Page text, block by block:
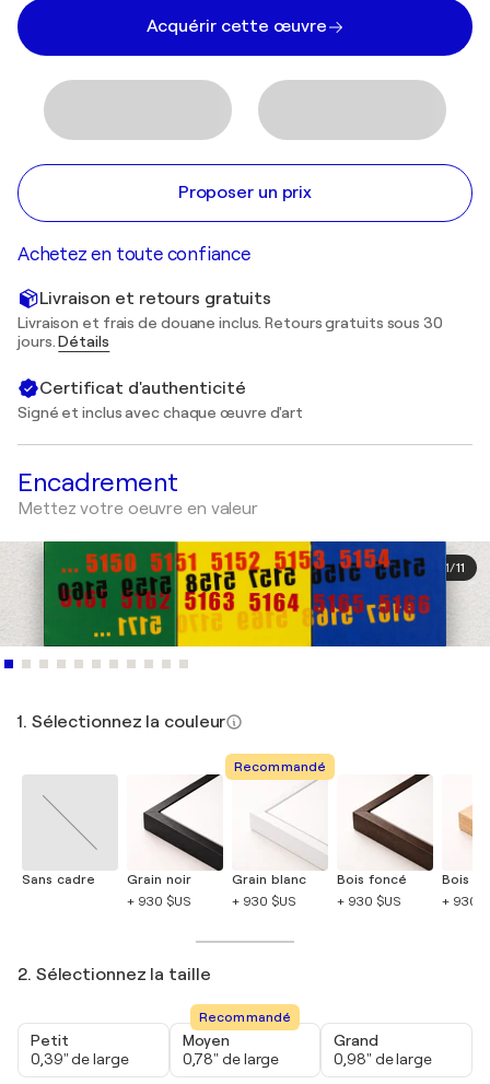
Acquérir cette œuvre
Proposer un prix
Achetez en toute confiance
Livraison et retours gratuits
Livraison et frais de douane inclus. Retours gratuits sous 30
jours.Détails
Certificat d'authenticité
Signé et inclus avec chaque œuvre d'art
Encadrement
Mettez votre oeuvre en valeur
1/11
1. Sélectionnez la couleur
Sans cadre
Grain noir
+ 930 $US
Recommandé
Grain blanc
+ 930 $US
Bois foncé
+ 930 $US
Bois
+ 930
2. Sélectionnez la taille
Petit
0,39" de large
Recommandé
Moyen
0,78" de large
Grand
0,98" de large